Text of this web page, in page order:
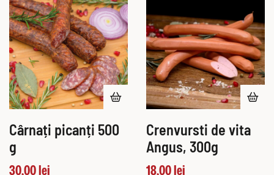
Cârnați picanți 500
g
30,00lei
Crenvursti de vita
Angus, 300g
18,00lei